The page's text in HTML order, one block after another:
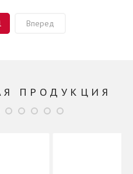
Вперед
ПРОДУКЦИЯ